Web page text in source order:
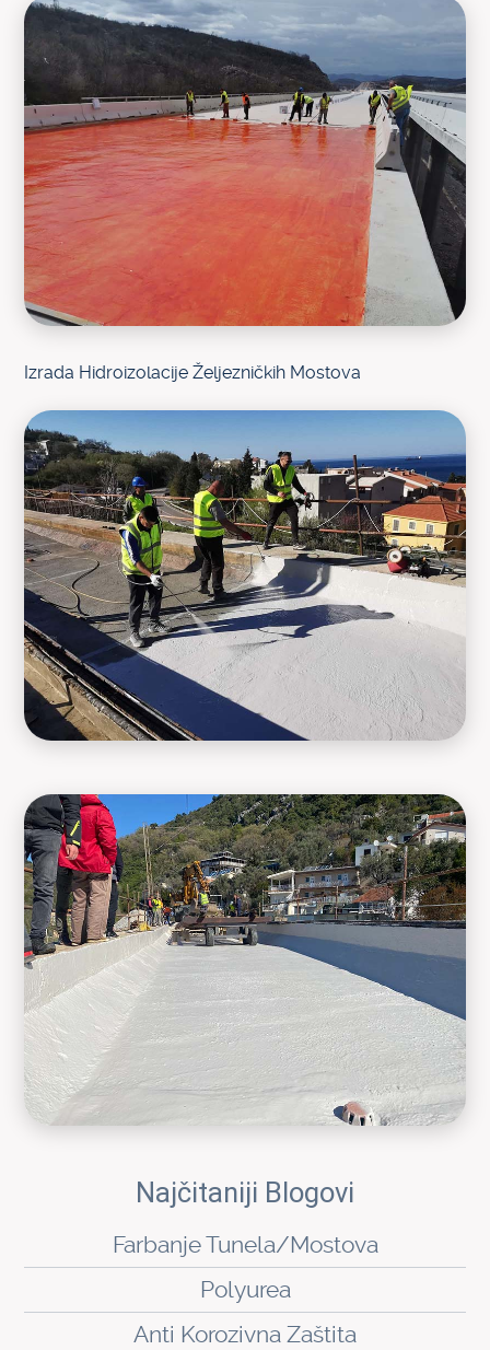
Izrada Hidroizolacije Željezničkih Mostova
Najčitaniji Blogovi
Farbanje Tunela/Mostova
Polyurea
Anti Korozivna Zaštita